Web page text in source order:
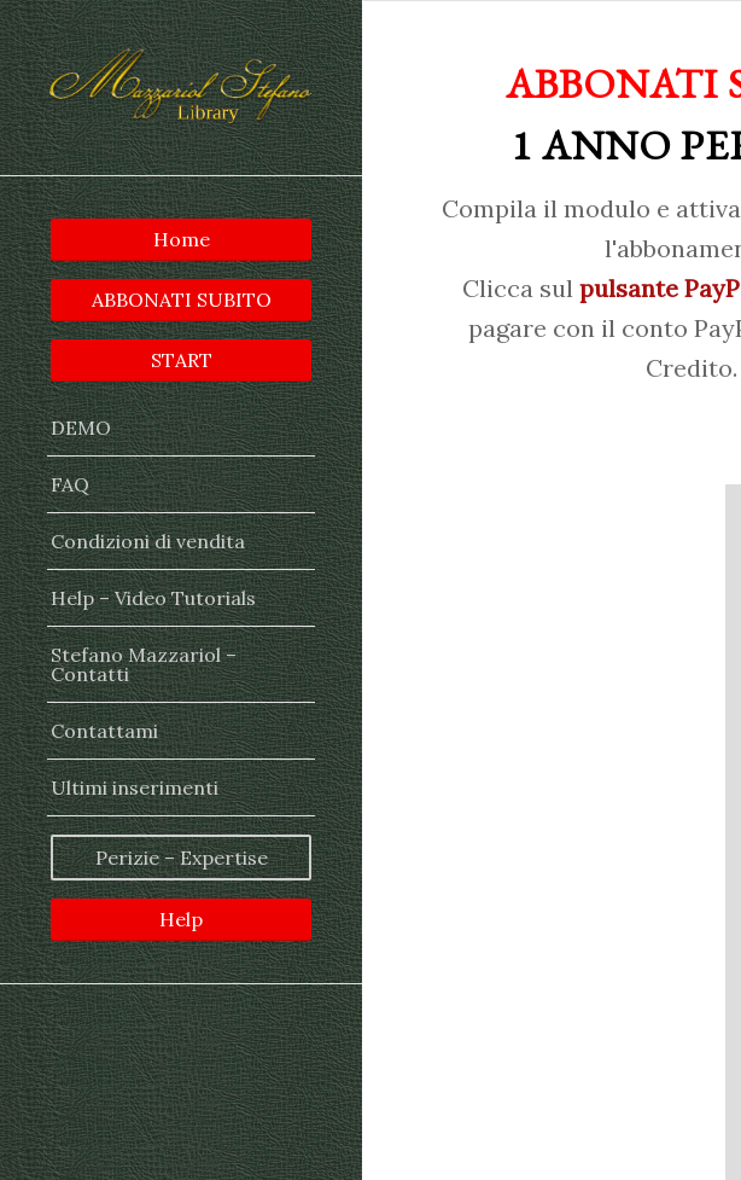
Home
ABBONATI SUBITO
START
DEMO
FAQ
Condizioni di vendita
Help – Video Tutorials
Stefano Mazzariol –
Contatti
Contattami
Ultimi inserimenti
Perizie – Expertise
Help
ABBONATI
1 ANNO
Compila il modulo e
Clicca sul pulsante
pagare con il conto
Credito.